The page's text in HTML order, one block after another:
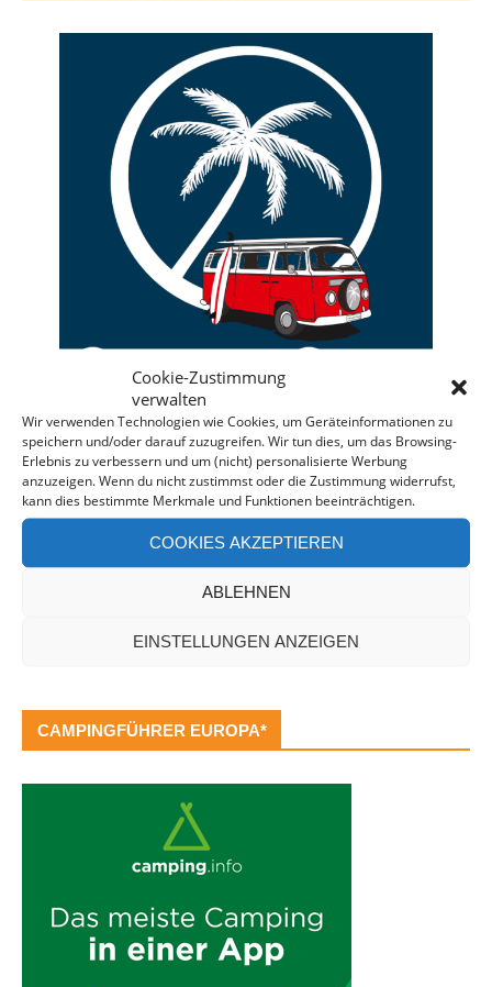
Cookie-Zustimmung
verwalten
Wir verwenden Technologien wie Cookies, um Geräteinformationen zu
speichern und/oder darauf zuzugreifen. Wir tun dies, um das Browsing-
Erlebnis zu verbessern und um (nicht) personalisierte Werbung
anzuzeigen. Wenn du nicht zustimmst oder die Zustimmung widerrufst,
kann dies bestimmte Merkmale und Funktionen beeinträchtigen.
COOKIES AKZEPTIEREN
ABLEHNEN
EINSTELLUNGEN ANZEIGEN
Deine individuelle Beratung bei der Campermiete
in Deutschland und Europa.
Bei einer Anfrage über diesen Banner erhältst Du
automatisch einenRabatt!*
Buchung kommt, erhalten wir eine kleine Provision.
CAMPINGFÜHRER EUROPA*